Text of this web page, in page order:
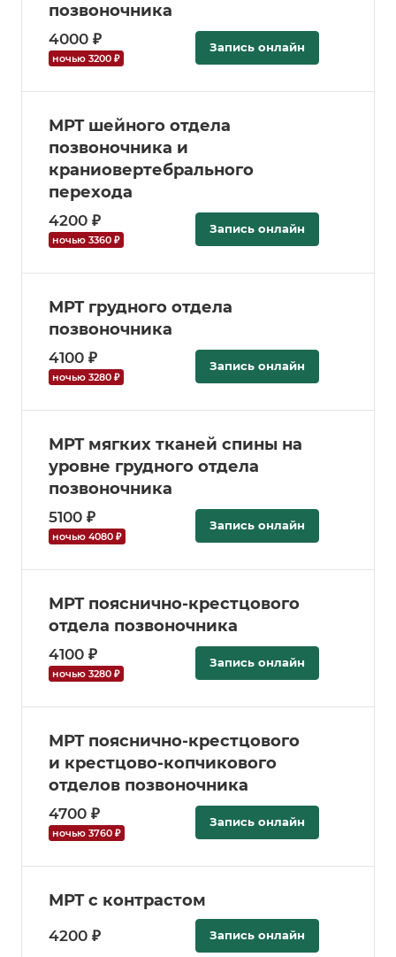
позвоночника
4000 ₽
ночью 3200 ₽
Запись онлайн
МРТ шейного отдела
позвоночника и
краниовертебрального
перехода
4200 ₽
ночью 3360 ₽
Запись онлайн
МРТ грудного отдела
позвоночника
4100 ₽
ночью 3280 ₽
Запись онлайн
МРТ мягких тканей спины на
уровне грудного отдела
позвоночника
5100 ₽
ночью 4080 ₽
Запись онлайн
МРТ пояснично-крестцового
отдела позвоночника
4100 ₽
ночью 3280 ₽
Запись онлайн
МРТ пояснично-крестцового
и крестцово-копчикового
отделов позвоночника
4700 ₽
ночью 3760 ₽
Запись онлайн
МРТ с контрастом
4200 ₽ Запись онлайн